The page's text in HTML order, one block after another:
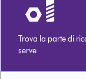
Trova la parte di
serve